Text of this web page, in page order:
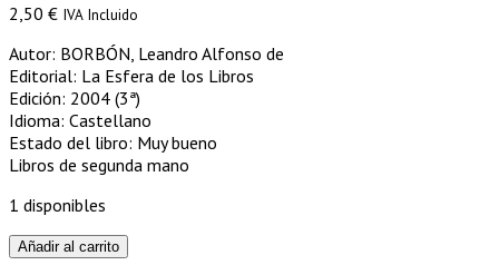
2,50 € IVA Incluido
Autor: BORBÓN, Leandro Alfonso de
Editorial: La Esfera de los Libros
Edición: 2004 (3ª)
Idioma: Castellano
Estado del libro: Muy bueno
Libros de segunda mano
1 disponibles
DeAñadir al carrito